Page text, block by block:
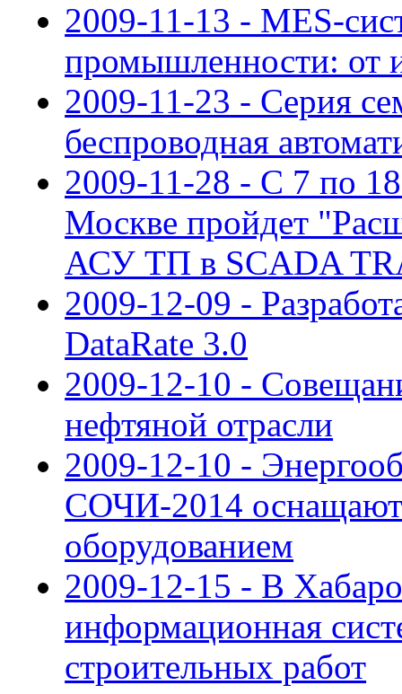
2009-11-13 - MES-
промышленности: от
2009-11-23 - Серия
беспроводная
2009-11-28 - С 7 по 18
Москве пройдет
АСУ ТП в SCADA
2009-12-09 -
DataRate 3.0
2009-12-10 -
нефтяной отрасли
2009-12-10 -
СОЧИ-2014
оборудованием
2009-12-15 - В
информационная
строительных работ